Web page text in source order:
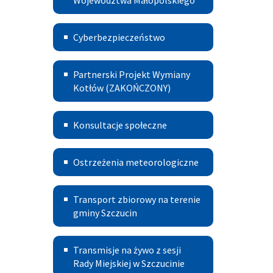
Instalacji
Odnawialnych
Źródeł
Energii
dla
Gmin
Województwa
Małopolskiego
Cyberbezpieczeństwo
Cyberbezpieczeństwo
Partnerski
Projekt
Wymiany
Kotłów
Partnerski Projekt Wymiany
Kotłów (ZAKOŃCZONY)
Konsultacje
Konsultacje społeczne
Ostrzeżenia
meteorologiczne
Ostrzeżenia meteorologiczne
Transport
Publiczny
Transport zbiorowy na terenie
gminy Szczucin
Transmisje
Transmisje na żywo z sesji
Rady Miejskiej w Szczucinie